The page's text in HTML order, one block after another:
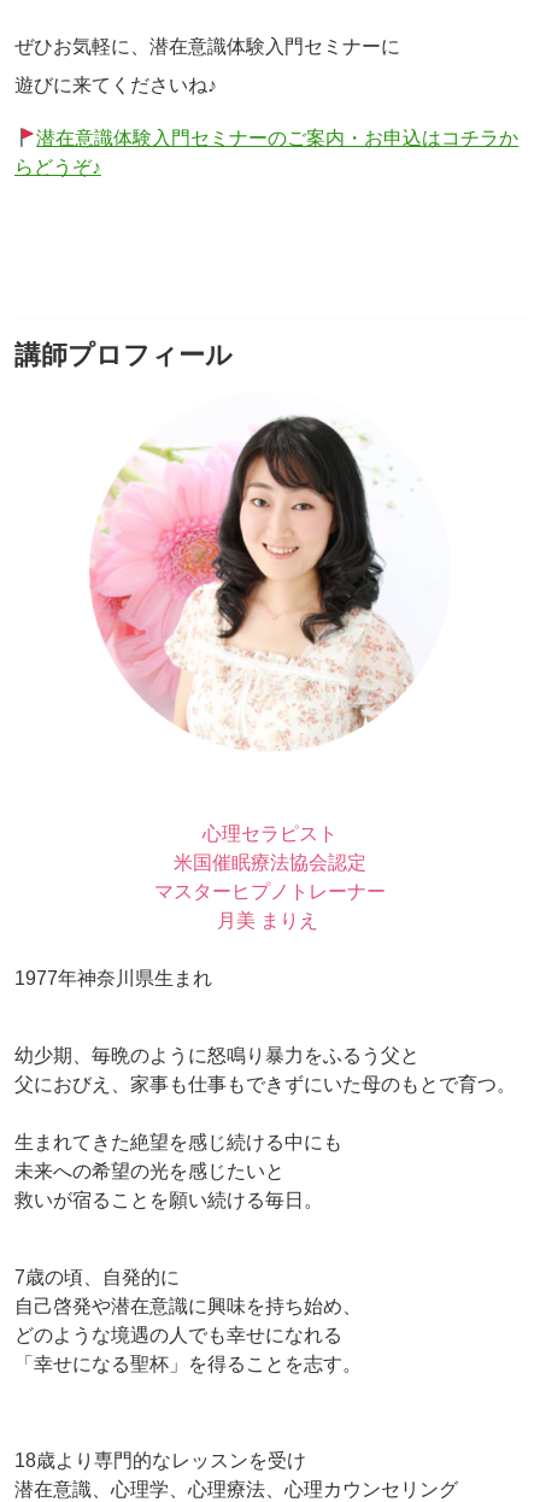
ぜひお気軽に、潜在意識体験入門セミナーに
遊びに来てくださいね♪
潜在意識体験入門セミナーのご案内・お申込はコチラか
らどうぞ♪
講師プロフィール
心理セラピスト
米国催眠療法協会認定
マスターヒプノトレーナー
月美 まりえ
1977年神奈川県生まれ
幼少期、毎晩のように怒鳴り暴力をふるう父と
父におびえ、家事も仕事もできずにいた母のもとで育つ。
生まれてきた絶望を感じ続ける中にも
未来への希望の光を感じたいと
救いが宿ることを願い続ける毎日。
7歳の頃、自発的に
自己啓発や潜在意識に興味を持ち始め、
どのような境遇の人でも幸せになれる
「幸せになる聖杯」を得ることを志す。
18歳より専門的なレッスンを受け
潜在意識、心理学、心理療法、心理カウンセリング